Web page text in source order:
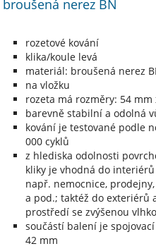
broušená nerez BN
rozetové kování
klika/koule levá
materiál: broušená nerez
na vložku
rozeta má rozměry: 54
barevně stabilní a odolná
kování je testované podle
000 cyklů
z hlediska odolnosti
kliky je vhodná do
např. nemocnice,
a pod.; taktéž do exteriérů
prostředí se zvýšenou
součástí balení je
42 mm